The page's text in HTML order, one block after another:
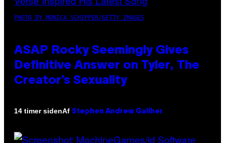
PHOTO BY MONICA SCHIPPER/GETTY IMAGES
ASAP Rocky Seemingly Gives
Definitive Answer on Tyler, The
Creator’s Sexuality
14 timer sidenAf Stephen Andrew Galiher